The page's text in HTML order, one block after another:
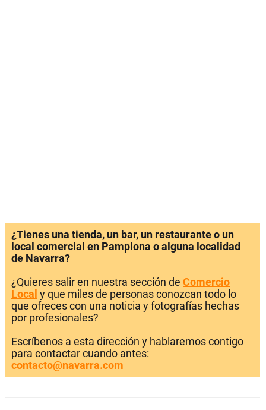
¿Tienes una tienda, un bar, un restaurante o un
local comercial en Pamplona o alguna localidad
de Navarra?
¿Quieres salir en nuestra sección de Comercio
Local y que miles de personas conozcan todo lo
que ofreces con una noticia y fotografías hechas
por profesionales?
Escríbenos a esta dirección y hablaremos contigo
para contactar cuando antes:
contacto@navarra.com